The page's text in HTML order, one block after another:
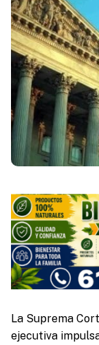
La Suprema
ejecutiva